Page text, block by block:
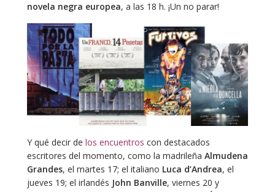
novela negra europea, a las 18 h. ¡Un no parar!
Y qué decir de los encuentros con destacados
escritores del momento, como la madrileña Almudena
Grandes, el martes 17; el italiano Luca d’Andrea, el
jueves 19; el irlandés John Banville, viernes 20 y